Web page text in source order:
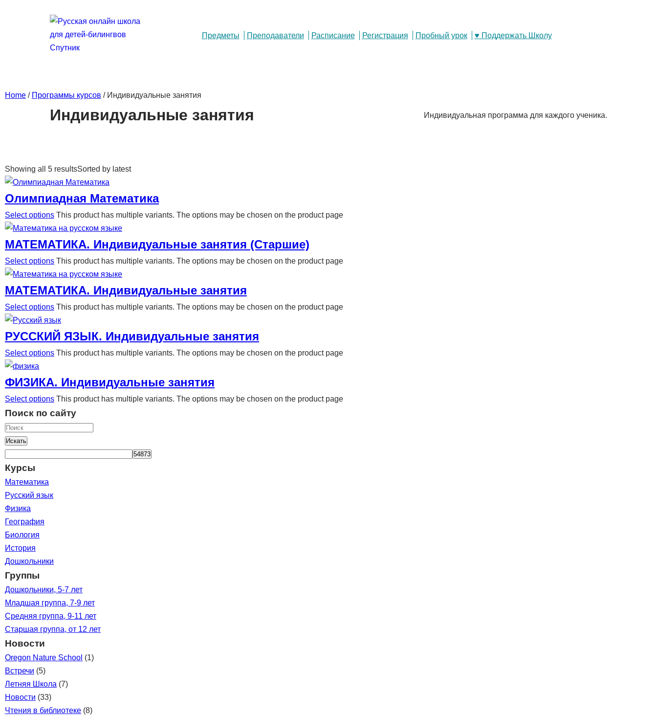
Предметы Преподаватели Расписание Регистрация Пробный урок ♥ Поддержать Школу
Home / Программы курсов / Индивидуальные занятия
Индивидуальные занятия Индивидуальная программа для каждого ученика.
Showing all 5 resultsSorted by latest
Олимпиадная Математика
Select options This product has multiple variants. The options may be chosen on the product page
МАТЕМАТИКА. Индивидуальные занятия (Старшие)
Select options This product has multiple variants. The options may be chosen on the product page
МАТЕМАТИКА. Индивидуальные занятия
Select options This product has multiple variants. The options may be chosen on the product page
РУССКИЙ ЯЗЫК. Индивидуальные занятия
Select options This product has multiple variants. The options may be chosen on the product page
ФИЗИКА. Индивидуальные занятия
Select options This product has multiple variants. The options may be chosen on the product page
Поиск по сайту
Искать
Курсы
Математика
Русский язык
Физика
География
Биология
История
Дошкольники
Группы
Дошкольники, 5-7 лет
Младшая группа, 7-9 лет
Средняя группа, 9-11 лет
Старшая группа, от 12 лет
Новости
Oregon Nature School (1)
Встречи (5)
Летняя Школа (7)
Новости (33)
Чтения в библиотеке (8)